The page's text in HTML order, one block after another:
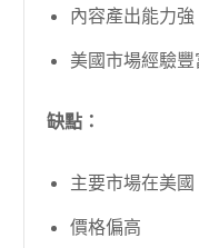
內容產出能力強
美國市場經驗豐
缺點：
主要市場在美
價格偏高